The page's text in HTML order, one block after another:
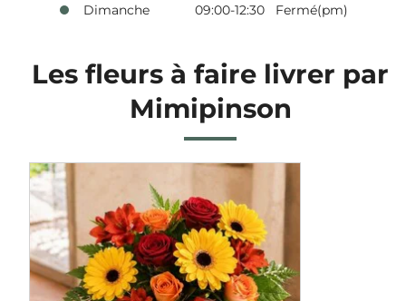
Dimanche
09:00-12:30 Fermé(pm)
Les fleurs à faire livrer par
Mimipinson